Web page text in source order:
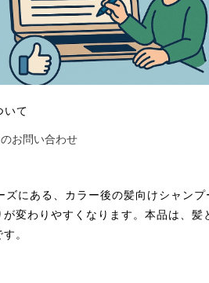
いて
お問い合わせ
にある、カラー後の髪向けシャンプ
変わりやすくなります。本品は、髪
。